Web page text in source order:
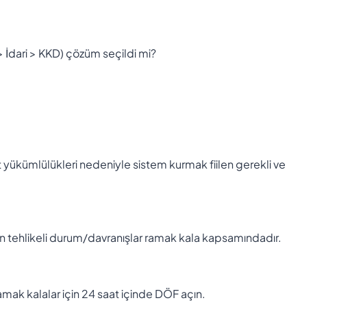
> KKD) çözüm seçildi mi?
nedeniyle sistem kurmak fiilen gerekli ve
durum/davranışlar ramak kala kapsamındadır.
kalalar için 24 saat içinde DÖF açın.